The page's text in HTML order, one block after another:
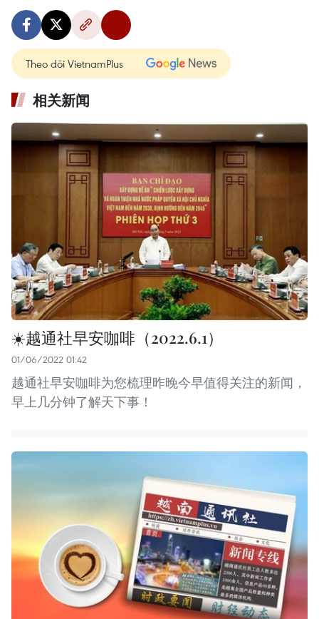
Theo dõi VietnamPlus
相关新闻
☀️越通社早安咖啡（2022.6.1）
01/06/2022 01:42
越通社早安咖啡为您梳理昨晚今早值得关注的新闻，
早上几分钟了解天下事！